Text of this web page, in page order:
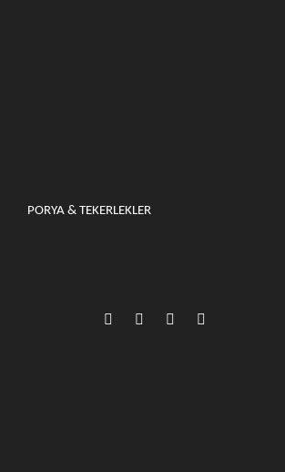
PORYA & TEKERLEKLER